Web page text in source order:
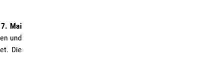
Mai
und
Die